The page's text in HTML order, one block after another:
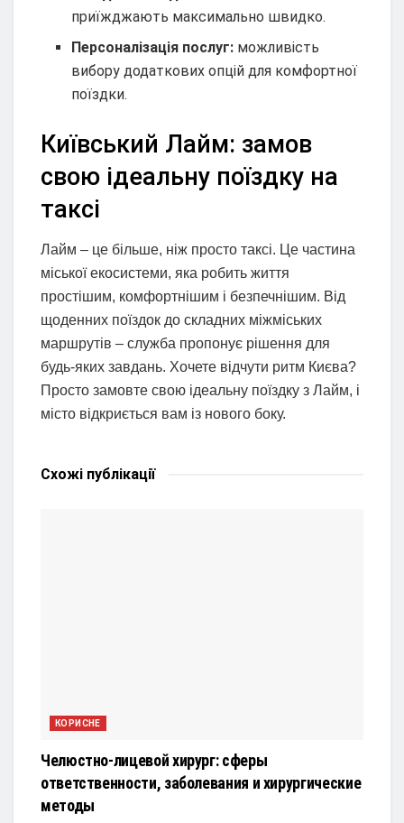
приїжджають максимально швидко.
Персоналізація послуг: можливість
вибору додаткових опцій для комфортної
поїздки.
Київський Лайм: замов
свою ідеальну поїздку на
таксі
Лайм – це більше, ніж просто таксі. Це частина
міської екосистеми, яка робить життя
простішим, комфортнішим і безпечнішим. Від
щоденних поїздок до складних міжміських
маршрутів – служба пропонує рішення для
будь-яких завдань. Хочете відчути ритм Києва?
Просто замовте свою ідеальну поїздку з Лайм, і
місто відкриється вам із нового боку.
Схожі публікації
КОРИСНЕ
Челюстно-лицевой хирург: сферы
ответственности, заболевания и хирургические
методы